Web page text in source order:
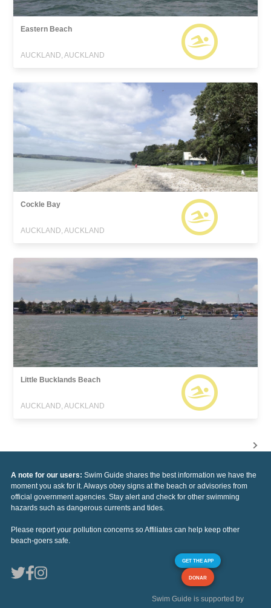
Eastern Beach
AUCKLAND, AUCKLAND
Cockle Bay
AUCKLAND, AUCKLAND
Little Bucklands Beach
AUCKLAND, AUCKLAND
A note for our users: Swim Guide shares the best information we have the
moment you ask for it. Always obey signs at the beach or advisories from
official government agencies. Stay alert and check for other swimming
hazards such as dangerous currents and tides.
Please report your pollution concerns so Affiliates can help keep other
beach-goers safe.
GET THE APP
DONAR
Swim Guide is supported by